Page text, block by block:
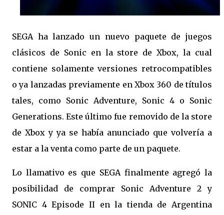
SEGA ha lanzado un nuevo paquete de juegos
clásicos de Sonic en la store de Xbox, la cual
contiene solamente versiones retrocompatibles
o ya lanzadas previamente en Xbox 360 de títulos
tales, como Sonic Adventure, Sonic 4 o Sonic
Generations. Este último fue removido de la store
de Xbox y ya se había anunciado que volvería a
estar a la venta como parte de un paquete.
Lo llamativo es que SEGA finalmente agregó la
posibilidad de comprar Sonic Adventure 2 y
SONIC 4 Episode II en la tienda de Argentina